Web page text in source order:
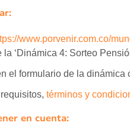
www.porvenir.com.co/
‘Dinámica 4: Sorteo
el formulario de la dinámica
términos y
en cuenta: